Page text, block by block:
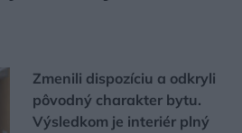
Zmenili dispozíciu a odkryli
pôvodný charakter bytu.
Výsledkom je interiér plný